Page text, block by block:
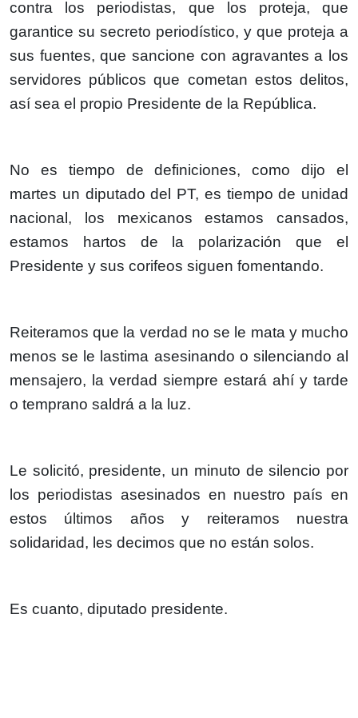
contra los periodistas, que los proteja, que
garantice su secreto periodístico, y que proteja a
sus fuentes, que sancione con agravantes a los
servidores públicos que cometan estos delitos,
así sea el propio Presidente de la República.
No es tiempo de definiciones, como dijo el
martes un diputado del PT, es tiempo de unidad
nacional, los mexicanos estamos cansados,
estamos hartos de la polarización que el
Presidente y sus corifeos siguen fomentando.
Reiteramos que la verdad no se le mata y mucho
menos se le lastima asesinando o silenciando al
mensajero, la verdad siempre estará ahí y tarde
o temprano saldrá a la luz.
Le solicitó, presidente, un minuto de silencio por
los periodistas asesinados en nuestro país en
estos últimos años y reiteramos nuestra
solidaridad, les decimos que no están solos.
Es cuanto, diputado presidente.